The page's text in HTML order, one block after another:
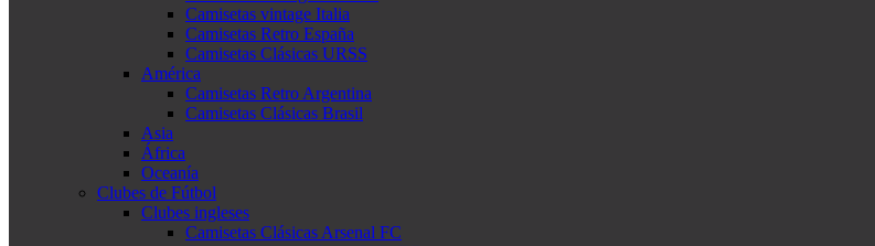
Camisetas vintage Italia
Camisetas Retro España
Camisetas Clásicas URSS
América
Camisetas Retro Argentina
Camisetas Clásicas Brasil
Asia
África
Oceanía
Clubes de Fútbol
Clubes ingleses
Camisetas Clásicas Arsenal FC